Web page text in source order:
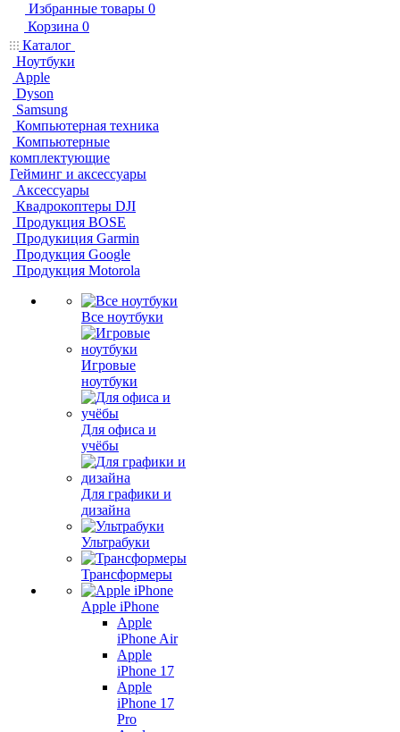
Избранные товары 0
Корзина 0
Каталог
Ноутбуки
Apple
Dyson
Samsung
Компьютерная техника
Компьютерные
комплектующие
Гейминг и аксессуары
Аксессуары
Квадрокоптеры DJI
Продукция BOSE
Продукиция Garmin
Продукция Google
Продукция Motorola
Все ноутбуки
Игровые
ноутбуки
Для офиса и
учёбы
Для графики и
дизайна
Ультрабуки
Трансформеры
Apple iPhone
Apple
iPhone Air
Apple
iPhone 17
Apple
iPhone 17
Pro